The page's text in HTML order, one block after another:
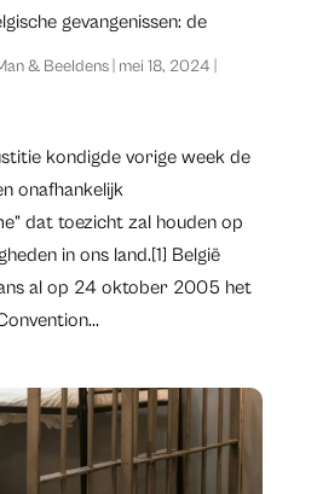
gevangenissen: de
& Beeldens| mei 18, 2024
kondigde vorige week de
onafhankelijk
dat toezicht zal houden op
in ons land.[1] België
al op 24 oktober 2005 het